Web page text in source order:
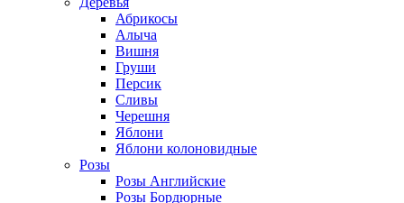
Абрикосы
Алыча
Вишня
Груши
Персик
Сливы
Черешня
Яблони
Яблони колоновидные
Розы
Розы Английские
Розы Бордюрные